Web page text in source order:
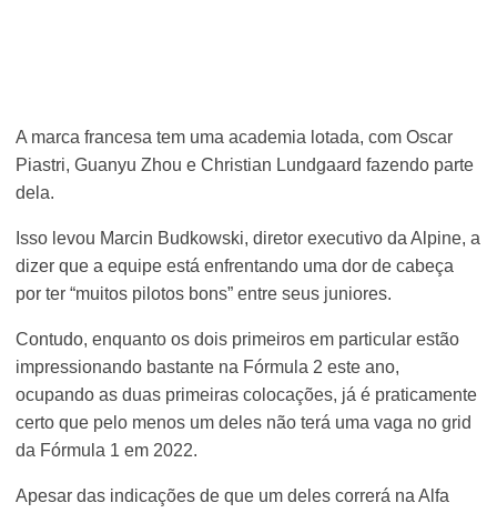
A marca francesa tem uma academia lotada, com Oscar
Piastri, Guanyu Zhou e Christian Lundgaard fazendo parte
dela.
Isso levou Marcin Budkowski, diretor executivo da Alpine, a
dizer que a equipe está enfrentando uma dor de cabeça
por ter “muitos pilotos bons” entre seus juniores.
Contudo, enquanto os dois primeiros em particular estão
impressionando bastante na Fórmula 2 este ano,
ocupando as duas primeiras colocações, já é praticamente
certo que pelo menos um deles não terá uma vaga no grid
da Fórmula 1 em 2022.
Apesar das indicações de que um deles correrá na Alfa